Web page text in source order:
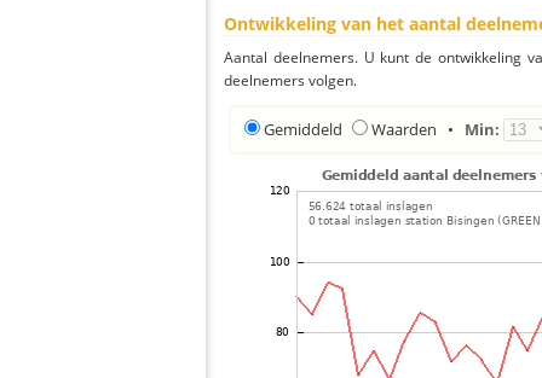
Ontwikkeling van het aantal
Aantal deelnemers. U kunt de ontwikkeling
deelnemers volgen.
Gemiddeld Waarden • Min: